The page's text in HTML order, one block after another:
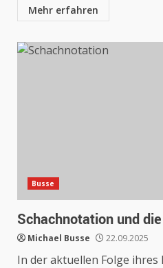
Mehr erfahren
Busse
Schachnotation und
Michael Busse 22.09.2025
In der aktuellen Folge ihres